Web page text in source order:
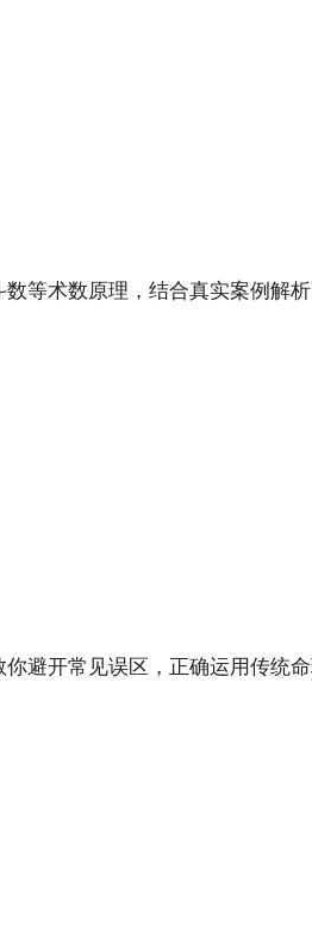
等术数原理，结合真实案例解
避开常见误区，正确运用传统命